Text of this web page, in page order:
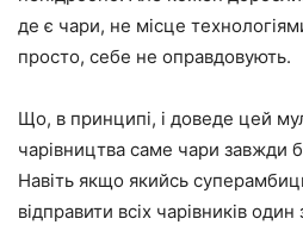
де є чари, не місце
просто, себе не оправдовують.
Що, в принципі, і доведе цей
чарівництва саме чари завжди
Навіть якщо якийсь
відправити всіх чарівників